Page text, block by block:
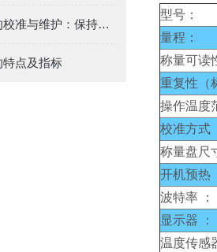
熔融指数分析仪的校准与维护：保持精确测量的关键
点及指标
型号：
量程：
称量可读
重复性（
操作温度
校准方式
称量盘尺
开机预热
波特率 ：
显示器 ：
温度传感